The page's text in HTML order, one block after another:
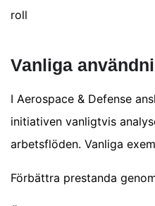
roll
Vanliga
I Aerospace & Defense
initiativen vanligtvis
arbetsflöden. Vanliga
Förbättra prestanda